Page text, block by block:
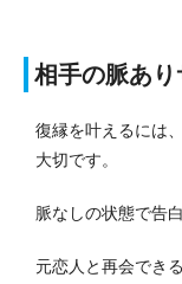
相手の脈あ
復縁を叶えるには
大切です。
脈なしの状態で告
元恋人と再会でき